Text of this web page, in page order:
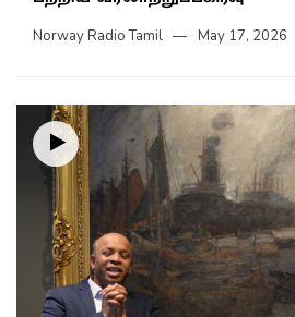
Norway Radio Tamil May 17, 2026